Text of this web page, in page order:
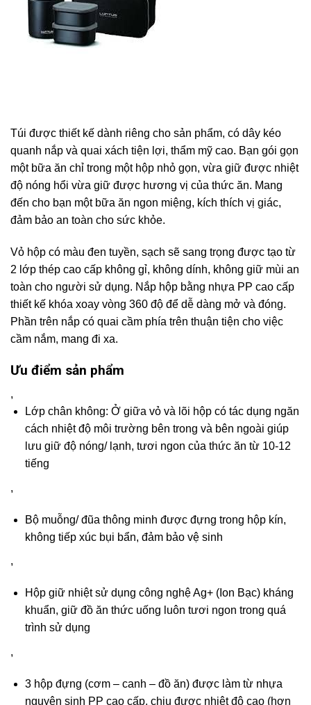
Túi được thiết kế dành riêng cho sản phẩm, có dây kéo
quanh nắp và quai xách tiện lợi, thẩm mỹ cao. Bạn gói gọn
một bữa ăn chỉ trong một hộp nhỏ gọn, vừa giữ được nhiệt
độ nóng hổi vừa giữ được hương vị của thức ăn. Mang
đến cho bạn một bữa ăn ngon miệng, kích thích vị giác,
đảm bảo an toàn cho sức khỏe.
Vỏ hộp có màu đen tuyền, sạch sẽ sang trọng được tạo từ
2 lớp thép cao cấp không gỉ, không dính, không giữ mùi an
toàn cho người sử dụng. Nắp hộp bằng nhựa PP cao cấp
thiết kế khóa xoay vòng 360 độ để dễ dàng mở và đóng.
Phần trên nắp có quai cầm phía trên thuận tiện cho việc
cầm nắm, mang đi xa.
Ưu điểm sản phẩm
,
Lớp chân không: Ở giữa vỏ và lõi hộp có tác dụng ngăn
cách nhiệt độ môi trường bên trong và bên ngoài giúp
lưu giữ độ nóng/ lạnh, tươi ngon của thức ăn từ 10-12
tiếng
,
Bộ muỗng/ đũa thông minh được đựng trong hộp kín,
không tiếp xúc bụi bẩn, đảm bảo vệ sinh
,
Hộp giữ nhiệt sử dụng công nghệ Ag+ (Ion Bạc) kháng
khuẩn, giữ đồ ăn thức uống luôn tươi ngon trong quá
trình sử dụng
,
3 hộp đựng (cơm – canh – đồ ăn) được làm từ nhựa
nguyên sinh PP cao cấp, chịu được nhiệt độ cao (hơn